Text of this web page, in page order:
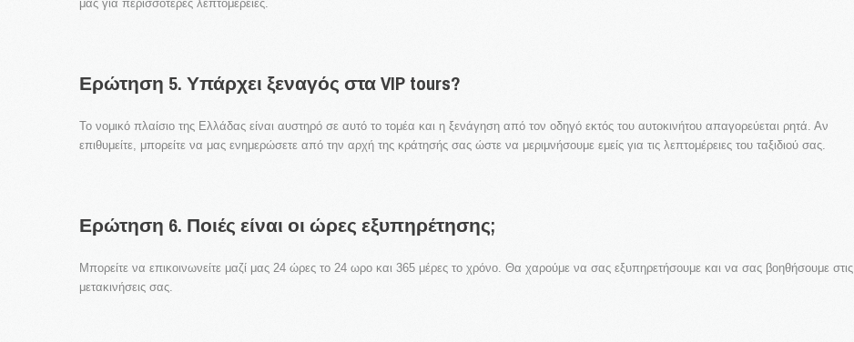
μας για περισσότερες λεπτομέρειες.
Ερώτηση 5. Υπάρχει ξεναγός σταVIP tours?
Το νομικό πλαίσιο της Ελλάδας είναι αυστηρό σε αυτό το τομέα και η ξενάγηση από τον οδηγό εκτός του αυτοκινήτου απαγορεύεται ρητά. Αν
επιθυμείτε, μπορείτε να μας ενημερώσετε από την αρχή της κράτησής σας ώστε να μεριμνήσουμε εμείς για τις λεπτομέρειες του ταξιδιού σας.
Ερώτηση 6. Ποιές είναι οι ώρες εξυπηρέτησης;
Μπορείτε να επικοινωνείτε μαζί μας 24 ώρες το 24 ωρο και 365 μέρες το χρόνο. Θα χαρούμε να σας εξυπηρετήσουμε και να σας βοηθήσουμε στις
μετακινήσεις σας.